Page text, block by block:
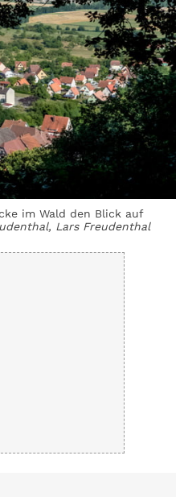
im Wald den Blick auf
Lars Freudenthal